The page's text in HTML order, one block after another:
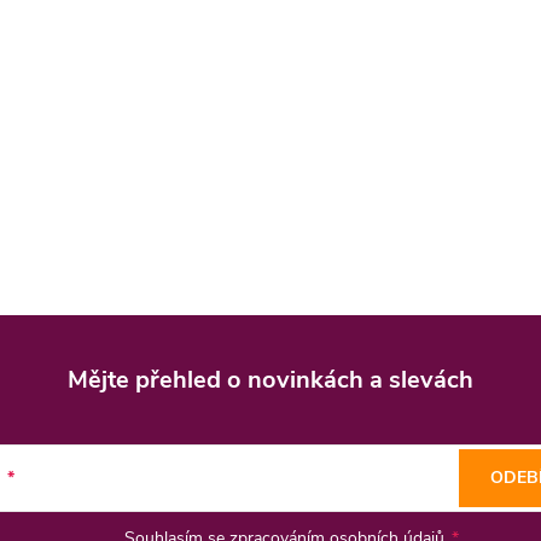
Mějte přehled o novinkách a slevách